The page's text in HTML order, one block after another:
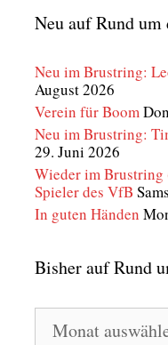
Neu auf Rund
Neu im Brustring:
August 2026
Verein für Boom
Neu im Brustring:
29. Juni 2026
Wieder im Brustring
Spieler des VfB
In guten Händen
Bisher auf Rund
Bisher
auf